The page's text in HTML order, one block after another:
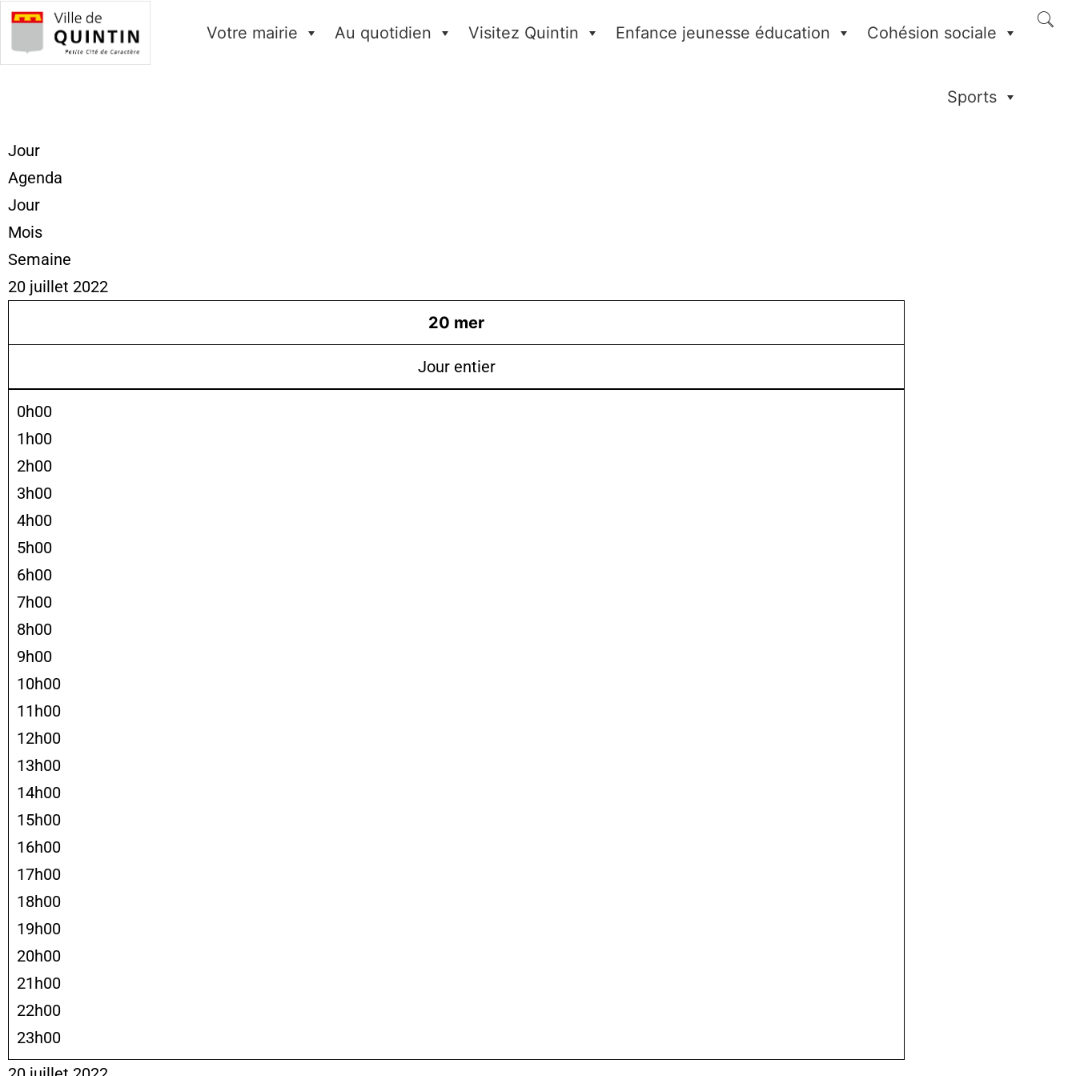
Votre mairie Au quotidien Visitez Quintin Enfance jeunesse éducation Cohésion sociale
Sports
Jour
Agenda
Jour
Mois
Semaine
20 juillet 2022
20 mer
Jour entier
0h00
1h00
2h00
3h00
4h00
5h00
6h00
7h00
8h00
9h00
10h00
11h00
12h00
13h00
14h00
15h00
16h00
17h00
18h00
19h00
20h00
21h00
22h00
23h00